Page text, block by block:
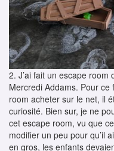
2. J’ai fait un escape
Mercredi Addams. Pour ce
room acheter sur le net, il
curiosité. Bien sur, je ne
cet escape room, vu que
modifier un peu pour qu’il
en gros, les enfants